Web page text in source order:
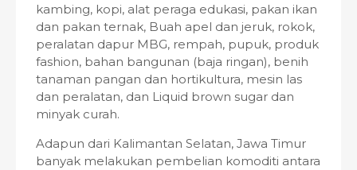
kambing, kopi, alat peraga edukasi, pakan ikan
dan pakan ternak, Buah apel dan jeruk, rokok,
peralatan dapur MBG, rempah, pupuk, produk
fashion, bahan bangunan (baja ringan), benih
tanaman pangan dan hortikultura, mesin las
dan peralatan, dan Liquid brown sugar dan
minyak curah.
Adapun dari Kalimantan Selatan, Jawa Timur
banyak melakukan pembelian komoditi antara